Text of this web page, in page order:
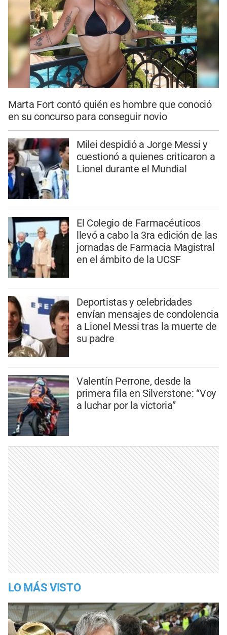
Marta Fort contó quién es hombre que conoció
en su concurso para conseguir novio
Milei despidió a Jorge Messi y
cuestionó a quienes criticaron a
Lionel durante el Mundial
El Colegio de Farmacéuticos
llevó a cabo la 3ra edición de las
jornadas de Farmacia Magistral
en el ámbito de la UCSF
Deportistas y celebridades
envían mensajes de condolencia
a Lionel Messi tras la muerte de
su padre
Valentín Perrone, desde la
primera fila en Silverstone: “Voy
a luchar por la victoria”
LO MÁS VISTO